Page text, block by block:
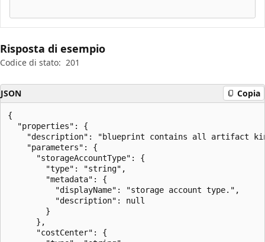
Risposta di esempio
Codice di stato: 201
JSON Copia
{
  "properties": {
"description": "blueprint contains all artifact
    "parameters": {
      "storageAccountType": {
        "type": "string",
        "metadata": {
          "displayName": "storage account type.",
          "description": null
        }
      },
      "costCenter": {